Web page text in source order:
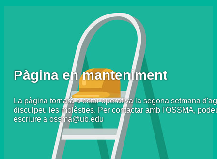
Pàgina en manteniment
La pàgina tornarà a estar operativa la segona setmana
disculpeu les molèsties. Per contactar amb l'OSSMA,
escriure a ossma@ub.edu